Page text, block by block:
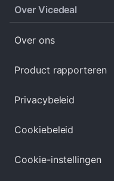
Over Vicedeal
Over ons
Product rapporteren
Privacybeleid
Cookiebeleid
Cookie-instellingen